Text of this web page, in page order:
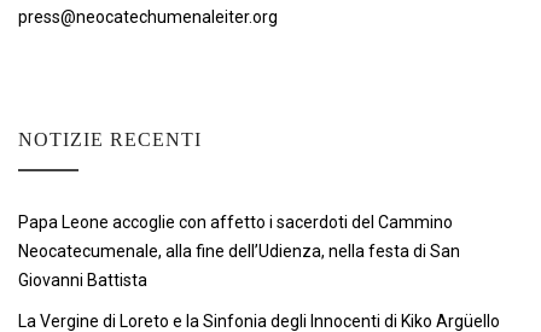
press@neocatechumenaleiter.org
NOTIZIE RECENTI
Papa Leone accoglie con affetto i sacerdoti del Cammino
Neocatecumenale, alla fine dell’Udienza, nella festa di San
Giovanni Battista
La Vergine di Loreto e la Sinfonia degli Innocenti di Kiko Argüello